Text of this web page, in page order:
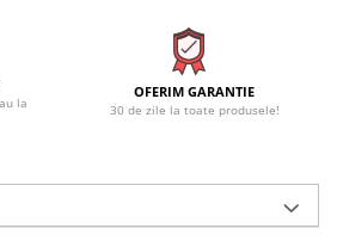
la
OFERIM GARANTIE
30 de zile la toate produsele!